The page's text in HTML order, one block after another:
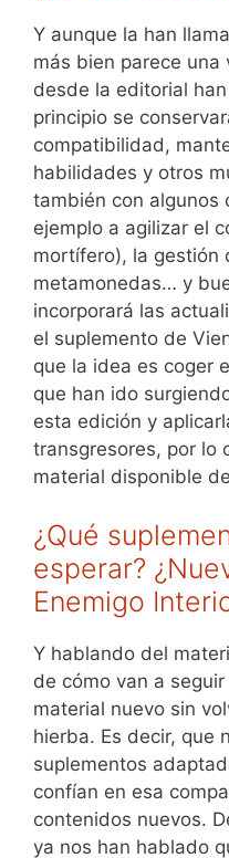
Y aunque la han
más bien parece una
desde la editorial
principio se
compatibilidad,
habilidades y otros
también con algunos
ejemplo a agilizar el
mortífero), la gestión
metamonedas… y
incorporará las
el suplemento de
que la idea es coger
que han ido
esta edición y
transgresores, por lo
material disponible
¿Qué
esperar?
Enemigo
Y hablando del
de cómo van a
material nuevo sin
hierba. Es decir, que
suplementos
confían en esa
contenidos nuevos.
ya nos han hablado